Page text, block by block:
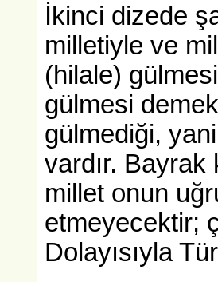
İkinci dizede
milletiyle ve
(hilale)
gülmesi
gülmediği,
vardır. Bayrak
millet onun
etmeyecektir;
Dolayısıyla